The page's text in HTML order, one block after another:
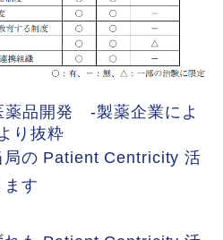
薬品開発 -製薬企業によ
り抜粋
局の Patient Centricity 活
す